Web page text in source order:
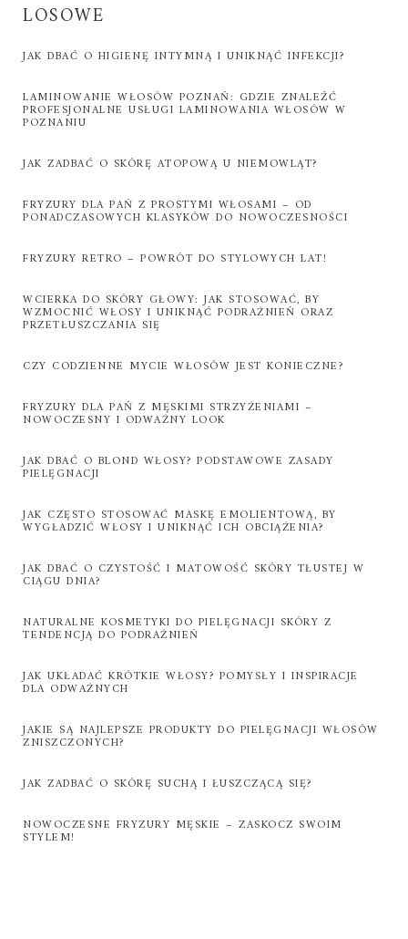
LOSOWE
JAK DBAĆ O HIGIENĘ INTYMNĄ I UNIKNĄĆ INFEKCJI?
LAMINOWANIE WŁOSÓW POZNAŃ: GDZIE ZNALEŹĆ
PROFESJONALNE USŁUGI LAMINOWANIA WŁOSÓW W
POZNANIU
JAK ZADBAĆ O SKÓRĘ ATOPOWĄ U NIEMOWLĄT?
FRYZURY DLA PAŃ Z PROSTYMI WŁOSAMI – OD
PONADCZASOWYCH KLASYKÓW DO NOWOCZESNOŚCI
FRYZURY RETRO – POWRÓT DO STYLOWYCH LAT!
WCIERKA DO SKÓRY GŁOWY: JAK STOSOWAĆ, BY
WZMOCNIĆ WŁOSY I UNIKNĄĆ PODRAŻNIEŃ ORAZ
PRZETŁUSZCZANIA SIĘ
CZY CODZIENNE MYCIE WŁOSÓW JEST KONIECZNE?
FRYZURY DLA PAŃ Z MĘSKIMI STRZYŻENIAMI –
NOWOCZESNY I ODWAŻNY LOOK
JAK DBAĆ O BLOND WŁOSY? PODSTAWOWE ZASADY
PIELĘGNACJI
JAK CZĘSTO STOSOWAĆ MASKĘ EMOLIENTOWĄ, BY
WYGŁADZIĆ WŁOSY I UNIKNĄĆ ICH OBCIĄŻENIA?
JAK DBAĆ O CZYSTOŚĆ I MATOWOŚĆ SKÓRY TŁUSTEJ W
CIĄGU DNIA?
NATURALNE KOSMETYKI DO PIELĘGNACJI SKÓRY Z
TENDENCJĄ DO PODRAŻNIEŃ
JAK UKŁADAĆ KRÓTKIE WŁOSY? POMYSŁY I INSPIRACJE
DLA ODWAŻNYCH
JAKIE SĄ NAJLEPSZE PRODUKTY DO PIELĘGNACJI WŁOSÓW
ZNISZCZONYCH?
JAK ZADBAĆ O SKÓRĘ SUCHĄ I ŁUSZCZĄCĄ SIĘ?
NOWOCZESNE FRYZURY MĘSKIE – ZASKOCZ SWOIM
STYLEM!